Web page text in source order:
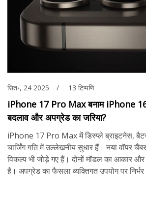
सित॰, 24 2025 13 टिप्पणि
iPhone 17 Pro Max बनाम iPhone
बदलाव और अपग्रेड का जरिया?
iPhone 17 Pro Max में डिस्प्ले ब्राइटनेस,
चार्जिंग गति में उल्लेखनीय सुधार हैं। नया वॉपर
विकल्प भी जोड़े गए हैं। दोनों मॉडल का आकार
है। अपग्रेड का फैसला व्यक्तिगत उपयोग पर